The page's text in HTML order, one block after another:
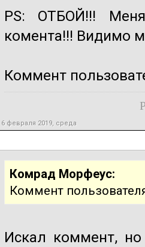
PS: ОТБОЙ!!!
комента!!! Видимо
Коммент
6 февраля 2019, среда
Комрад Морфеус:
Коммент
Искал коммент,